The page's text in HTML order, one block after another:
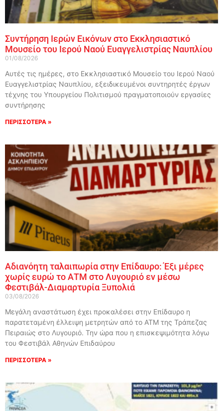
Συντήρηση Ιερών Εικόνων στο Εκκλησιαστικό
Μουσείο του Ιερού Ναού Ευαγγελιστρίας Ναυπλίου
01/08/2026
Αυτές τις ημέρες, στο Εκκλησιαστικό Μουσείο του Ιερού Ναού
Ευαγγελιστρίας Ναυπλίου, εξειδικευμένοι συντηρητές έργων
τέχνης του Υπουργείου Πολιτισμού πραγματοποιούν εργασίες
συντήρησης
ΠΕΡΙΣΣΟΤΕΡΑ »
Αδιανόητη ταλαιπωρία στην Επίδαυρο: Έξι μέρες
χωρίς ευρώ το ΑΤΜ στο Λυγουριό εν μέσω
Φεστιβάλ-Διαμαρτυρία Ξυπολιά
03/08/2026
Μεγάλη αναστάτωση έχει προκαλέσει στην Επίδαυρο η
παρατεταμένη έλλειψη μετρητών από το ΑΤΜ της Τράπεζας
Πειραιώς στο Λυγουριό. Την ώρα που η επισκεψιμότητα λόγω
του Φεστιβάλ Αθηνών Επιδαύρου
ΠΕΡΙΣΣΟΤΕΡΑ »